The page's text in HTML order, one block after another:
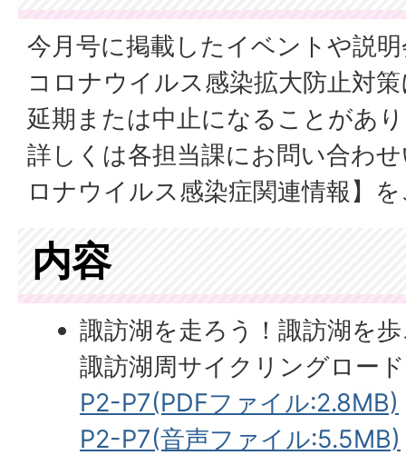
今月号に掲載したイベントや説
コロナウイルス感染拡大防止対
延期または中止になることがあ
詳しくは各担当課にお問い合わ
ロナウイルス感染症関連情報】
内容
諏訪湖を走ろう！諏訪湖を
諏訪湖周サイクリングロード
P2-P7(PDFファイル:2.8MB)
P2-P7(音声ファイル:5.5MB)